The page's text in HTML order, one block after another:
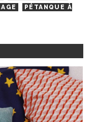
PÉTANQUE À